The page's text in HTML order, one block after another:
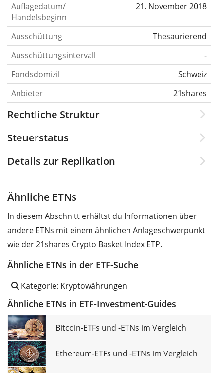
Auflagedatum/
Handelsbeginn
21. November 2018
Ausschüttung
Thesaurierend
Ausschüttungsintervall
-
Fondsdomizil
Schweiz
Anbieter
21shares
Rechtliche Struktur
Steuerstatus
Details zur Replikation
Ähnliche ETNs
In diesem Abschnitt erhältst du Informationen über
andere ETNs mit einem ähnlichen Anlageschwerpunkt
wie der 21shares Crypto Basket Index ETP.
Ähnliche ETNs in der ETF-Suche
Kategorie: Kryptowährungen
Ähnliche ETNs in ETF-Investment-Guides
Bitcoin-ETFs und -ETNs im Vergleich
Ethereum-ETFs und -ETNs im Vergleich